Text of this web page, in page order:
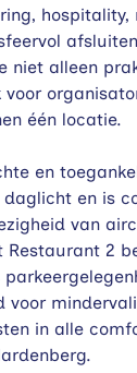
hospitality,
niet alleen
één locatie.
en
en is
van
Restaurant 2
voor
in alle